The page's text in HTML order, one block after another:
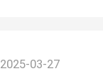
2025-03-27